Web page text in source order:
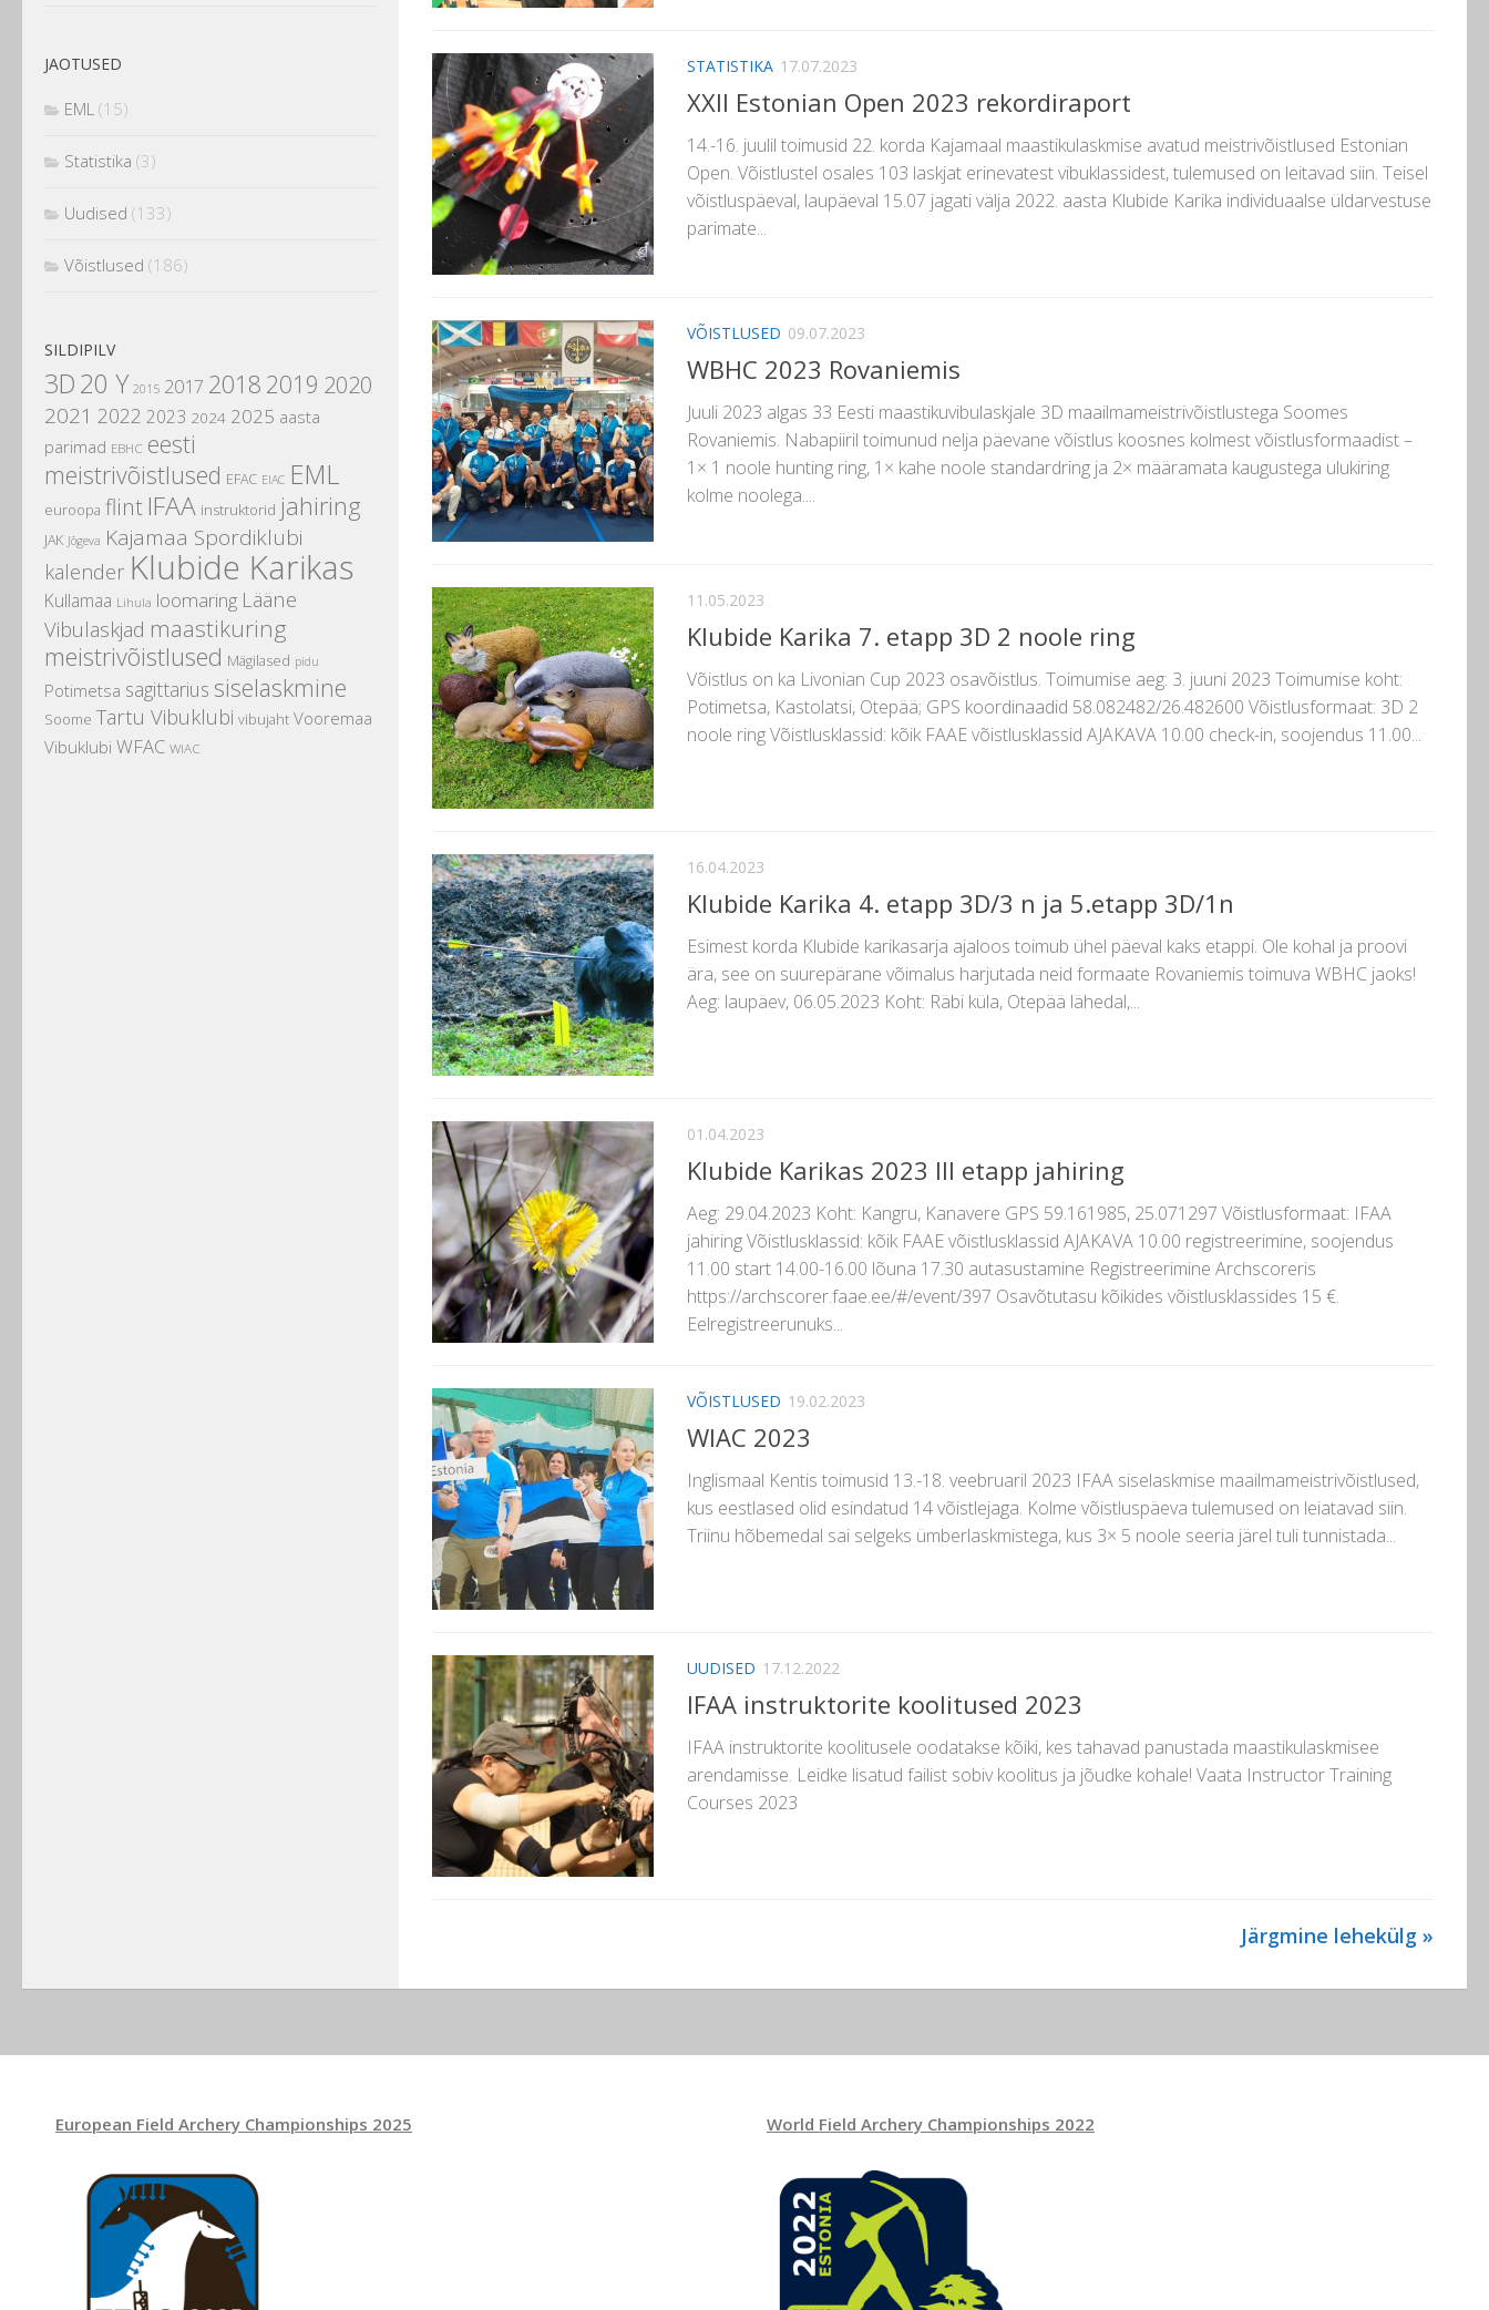
STATISTIKA 17.07.2023
XXII Estonian Open 2023 rekordiraport
14.-16. juulil toimusid 22. korda Kajamaal maastikulaskmise avatud meistrivõistlused Estonian
Open. Võistlustel osales 103 laskjat erinevatest vibuklassidest, tulemused on leitavad siin. Teisel
võistluspäeval, laupäeval 15.07 jagati välja 2022. aasta Klubide Karika individuaalse üldarvestuse
parimate...
VÕISTLUSED 09.07.2023
WBHC 2023 Rovaniemis
Juuli 2023 algas 33 Eesti maastikuvibulaskjale 3D maailmameistrivõistlustega Soomes
Rovaniemis. Nabapiiril toimunud nelja päevane võistlus koosnes kolmest võistlusformaadist –
1× 1 noole hunting ring, 1× kahe noole standardring ja 2× määramata kaugustega ulukiring
kolme noolega....
11.05.2023
Klubide Karika 7. etapp 3D 2 noole ring
Võistlus on ka Livonian Cup 2023 osavõistlus. Toimumise aeg: 3. juuni 2023 Toimumise koht:
Potimetsa, Kastolatsi, Otepää; GPS koordinaadid 58.082482/26.482600 Võistlusformaat: 3D 2
noole ring Võistlusklassid: kõik FAAE võistlusklassid AJAKAVA 10.00 check-in, soojendus 11.00...
16.04.2023
Klubide Karika 4. etapp 3D/3 n ja 5.etapp 3D/1n
Esimest korda Klubide karikasarja ajaloos toimub ühel päeval kaks etappi. Ole kohal ja proovi
ära, see on suurepärane võimalus harjutada neid formaate Rovaniemis toimuva WBHC jaoks!
Aeg: laupäev, 06.05.2023 Koht: Räbi küla, Otepää lähedal,...
01.04.2023
Klubide Karikas 2023 III etapp jahiring
Aeg: 29.04.2023 Koht: Kangru, Kanavere GPS 59.161985, 25.071297 Võistlusformaat: IFAA
jahiring Võistlusklassid: kõik FAAE võistlusklassid AJAKAVA 10.00 registreerimine, soojendus
11.00 start 14.00-16.00 lõuna 17.30 autasustamine Registreerimine Archscoreris
https://archscorer.faae.ee/#/event/397 Osavõtutasu kõikides võistlusklassides 15 €.
Eelregistreerunuks...
VÕISTLUSED 19.02.2023
WIAC 2023
Inglismaal Kentis toimusid 13.-18. veebruaril 2023 IFAA siselaskmise maailmameistrivõistlused,
kus eestlased olid esindatud 14 võistlejaga. Kolme võistluspäeva tulemused on leiatavad siin.
Triinu hõbemedal sai selgeks ümberlaskmistega, kus 3× 5 noole seeria järel tuli tunnistada...
UUDISED 17.12.2022
IFAA instruktorite koolitused 2023
IFAA instruktorite koolitusele oodatakse kõiki, kes tahavad panustada maastikulaskmisee
arendamisse. Leidke lisatud failist sobiv koolitus ja jõudke kohale! Vaata Instructor Training
Courses 2023
Järgmine lehekülg »
JAOTUSED
EML (15)
Statistika (3)
Uudised (133)
Võistlused (186)
SILDIPILV
3D20 Y 2015 2017 2018 2019 2020
2021 2022 2023 2024 2025 aasta
parimad EBHC eesti
meistrivõistlused EFAC EIAC EML
euroopa flint IFAA instruktorid jahiring
JAK Jõgeva Kajamaa Spordiklubi
kalender Klubide Karikas
Kullamaa Lihula loomaring Lääne
Vibulaskjad maastikuring
meistrivõistlused Mägilased pidu
Potimetsa sagittarius siselaskmine
Soome Tartu Vibuklubi vibujaht Vooremaa
Vibuklubi WFAC WIAC
European Field Archery Championships 2025 World Field Archery Championships 2022